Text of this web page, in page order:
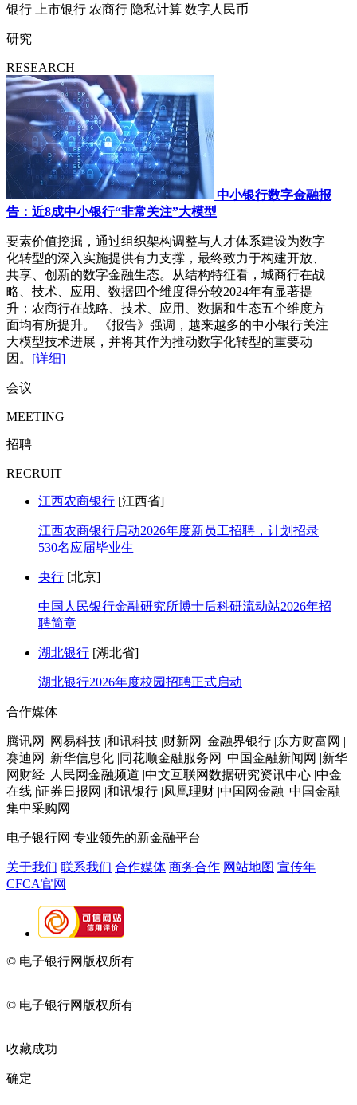
银行
上市银行 农商行 隐私计算 数字人民币
研究
RESEARCH
中小银行数字金融报
告：近8成中小银行“非常关注”大模型
要素价值挖掘，通过组织架构调整与人才体系建设为数字
化转型的深入实施提供有力支撑，最终致力于构建开放、
共享、创新的数字金融生态。从结构特征看，城商行在战
略、技术、应用、数据四个维度得分较2024年有显著提
升；农商行在战略、技术、应用、数据和生态五个维度方
面均有所提升。 《报告》强调，越来越多的中小银行关注
大模型技术进展，并将其作为推动数字化转型的重要动
因。 [详细]
会议
MEETING
招聘
RECRUIT
江西农商银行 [江西省]
江西农商银行启动2026年度新员工招聘，计划招录
530名应届毕业生
央行 [北京]
中国人民银行金融研究所博士后科研流动站2026年招
聘简章
湖北银行 [湖北省]
湖北银行2026年度校园招聘正式启动
合作媒体
腾讯网 |网易科技 |和讯科技 |财新网 |金融界银行 |东方财富网 |
赛迪网 |新华信息化 |同花顺金融服务网 |中国金融新闻网 |新华
网财经 |人民网金融频道 |中文互联网数据研究资讯中心 |中金
在线 |证券日报网 |和讯银行 |凤凰理财 |中国网金融 |中国金融
集中采购网
电子银行网 专业领先的新金融平台
关于我们 联系我们 合作媒体 商务合作 网站地图 宣传年
CFCA官网
© 电子银行网版权所有
© 电子银行网版权所有
收藏成功
确定